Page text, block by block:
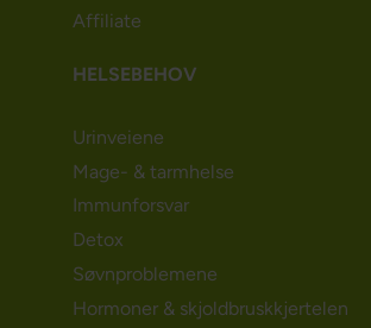
Affiliate
HELSEBEHOV
Urinveiene
Mage- & tarmhelse
Immunforsvar
Detox
Søvnproblemene
Hormoner & skjoldbruskkjertelen